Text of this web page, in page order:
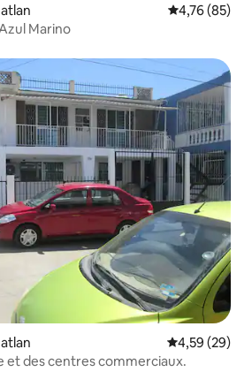
Évaluation
4,76 (85)
Marino
Évaluation
4,59 (29)
et des centres commerciaux.